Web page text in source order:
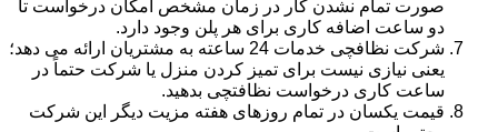
صورت تمام نشدن کار در زمان مشخص امکان درخواست تا
دو ساعت اضافه کاری برای هر پلن وجود دارد.
شرکت نظافچی خدمات 24 ساعته به مشتریان ارائه می دهد؛
یعنی نیازی نیست برای تمیز کردن منزل یا شرکت حتماً در
ساعت کاری درخواست نظافتچی بدهید.
قیمت یکسان در تمام روزهای هفته مزیت دیگر این شرکت